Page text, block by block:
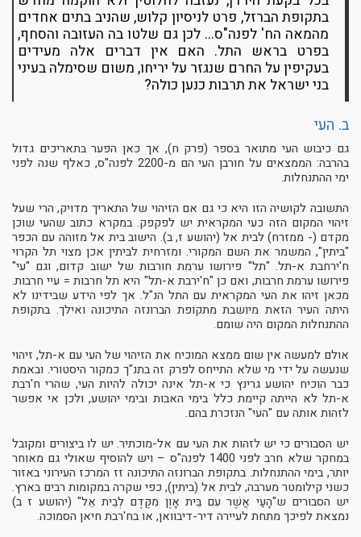
בתקופת הברזל, פרט לניסיון קלוש, שהניב בתים אחדים
מהמאה הח' לפנה"ס... לכן גם שלטו בה העזובה והסחף,
בפרט בראש התל. האם אין דברים אלה מעידים
בעקיפין על החרם שנגזר על יריחו, משום שסימלה בעיני
בני ישראל את תרבות כנען כולה?
ב. העי
גם כיבוש העי מתואר בספר (פרק ח), אך כאן הפער בתאריכים גדול
בהרבה: הממצאים על חורבן העי הם מ-2200 לפנה"ס, כאלף שנה לפני
ימי ההתנחלות.
התשובה לקושיה הזו היא כי גם אם הזיהוי של התאריך מדויק, הרי שעל
זיהוי המקום הזה כעי המקראית יש לפקפק. במקרא כתוב שהעי שוכן
מקדם (- ממזרח) לבית אל (יהושע ז, ב). הישוב בית אל מזוהה עם הכפר
"ביתין", המשמר את השם המקורי. ומזרחית לביתין אכן מצוי תל הקרוי
ח'ירחבת א-תל. "תל" פירושו ערמת חורבות של ישוב קדום, וגם "עי"
פירושו ערמת חרבות, ואם כן "ח'ירבת א-תל" היא תל חרבות = עיי חרבות.
מכאן זיהו את העי המקראית עם התל הנ"ל. אך לפי הידע שבידינו לא
היתה העיר הזאת מיושבת מתקופת הברונזה התיכונה ואילך. בתקופת
ההתנחלות המקום היה שומם.
אולם למעשה אין שום ממצא המוכיח את הזיהוי של העי עם א-תל, זיהוי
שנעשה על ידי מי שלא התייחס לפרק זה בתנ"ך כמקור היסטורי. ובאמת
כבר הוכיח יהושע גרינץ כי א-תל אינה יכולה להיות העי, שהרי ח'רבת
א-תל לא הייתה קיימת כלל בימי האבות ובימי יהושע, ולכן אי אפשר
לזהות אותה עם "העי" הנזכרת בהם.
יש הסבורים כי יש לזהות את העי עם אל-מוכתיר. יש לו ביצורים ומקובל
במחקר שלא חרב לפני 1400 לפנה"ס – ויש להוסיף שאולי גם מאוחר
יותר, בימי ההתנחלות. בתקופת הברונזה התיכונה זז המרכז העירוני באזור
כשני קילומטר מערבה, לבית אל (ביתין), כפי שקרה במקומות רבים בארץ.
יש הסבורים ש"הָעַי אֲשֶׁר עִם בֵּית אָוֶן מִקֶּדֶם לְבֵית אֵל" (יהושע ז ב)
נמצאת לפיכך מתחת לעיירה דיר-דיבוואן, או בח'רבת חיאן הסמוכה.